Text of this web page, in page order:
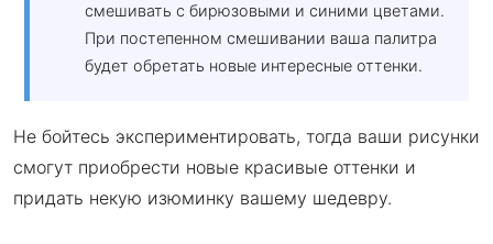
смешивать с бирюзовыми и синими цветами.
При постепенном смешивании ваша палитра
будет обретать новые интересные оттенки.
Не бойтесь экспериментировать, тогда ваши рисунки
смогут приобрести новые красивые оттенки и
придать некую изюминку вашему шедевру.